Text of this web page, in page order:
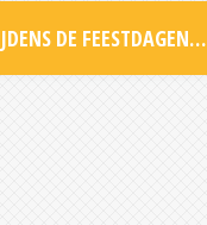
DE FEESTDAGEN…